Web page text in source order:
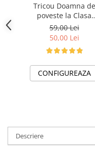
Tricou Doamna de
poveste la Clasa
albinutelor pentru scoala
sau gradinita
59,00 Lei
50,00 Lei
CONFIGUREAZA
Descriere